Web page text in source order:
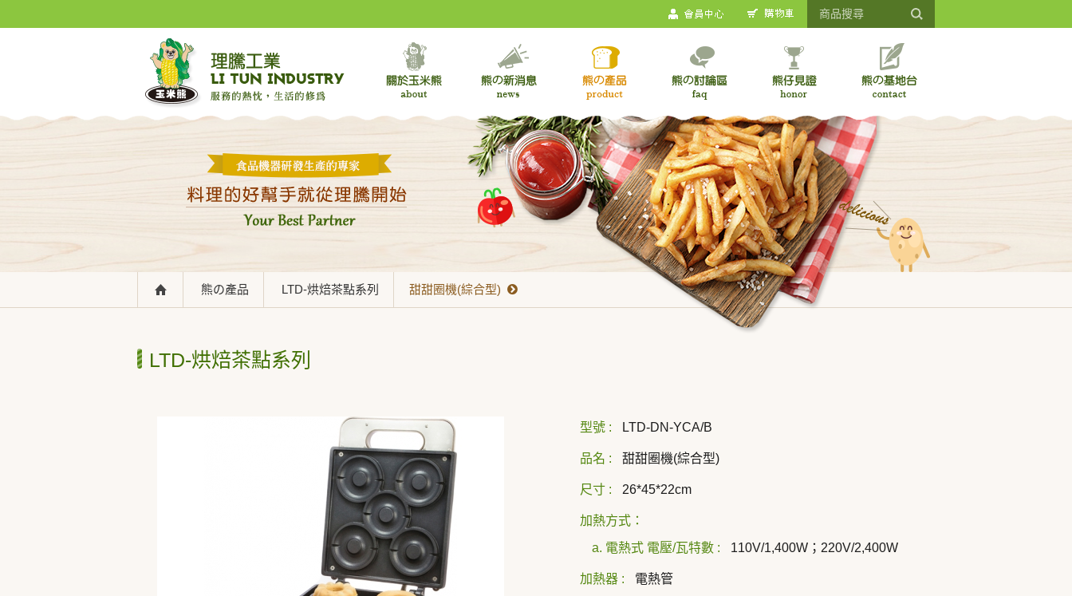
熊の產品 LTD-烘焙茶點系列 甜甜圈機(綜合型)
LTD-烘焙茶點系列
型號 : LTD-DN-YCA/B
品名 : 甜甜圈機(綜合型)
尺寸 : 26*45*22cm
加熱方式：
a. 電熱式 電壓/瓦特數 :
110V/1,400W；220V/2,400W
加熱器 : 電熱管